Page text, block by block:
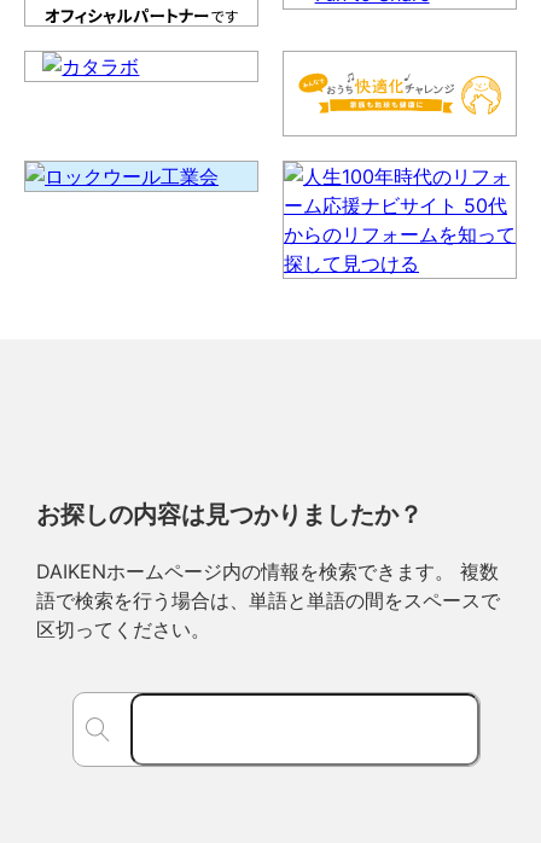
お探しの内容は見つかりましたか？
DAIKENホームページ内の情報を検索できます。 複数
語で検索を行う場合は、単語と単語の間をスペースで
区切ってください。